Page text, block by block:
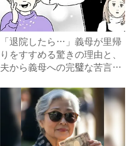
「退院したら…」義母が里帰
りをすすめる驚きの理由と、
夫から義母への完璧な苦言